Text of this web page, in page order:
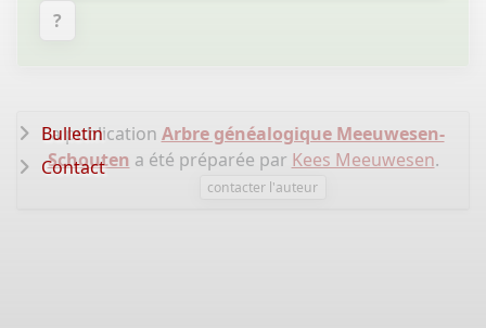
?
La publication Arbre généalogique Meeuwesen-
Schouten a été préparée par Kees Meeuwesen.
contacter l'auteur
Bulletin
Contact